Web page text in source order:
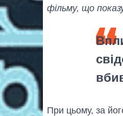
фільму, що
При цьому, за